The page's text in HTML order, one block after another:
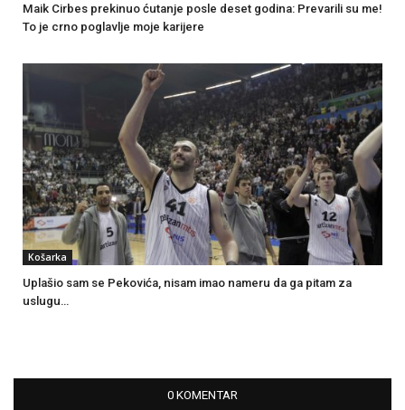
Maik Cirbes prekinuo ćutanje posle deset godina: Prevarili su me!
To je crno poglavlje moje karijere
Košarka
Uplašio sam se Pekovića, nisam imao nameru da ga pitam za
uslugu…
0 KOMENTAR